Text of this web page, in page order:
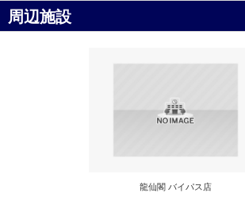
周辺施設
龍仙閣 バイパス店